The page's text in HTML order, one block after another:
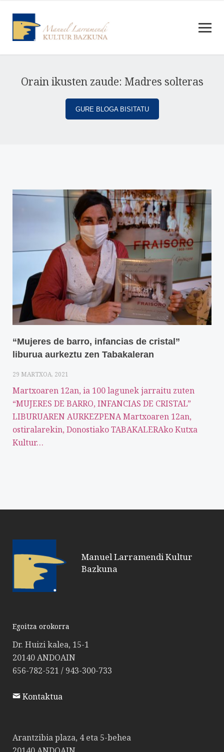
Orain ikusten zaude: Madres solteras
GURE BLOGA BISITATU
“Mujeres de barro, infancias de cristal”
liburua aurkeztu zen Tabakaleran
29 MARTXOA, 2021
Martxoaren 12an, ia 100 lagunek jarraitu zuten
“MUJERES DE BARRO, INFANCIAS DE CRISTAL”
LIBURUAREN AURKEZPENA Martxoaren 12an,
ostiralarekin, Donostiako TABAKALERAko Kutxa
Kultur…
Manuel Larramendi Kultur
Bazkuna
Egoitza orokorra
Dr. Huizi kalea, 15-1
20140 ANDOAIN
656-782-521 / 943-300-733
Kontaktua
Arantzibia plaza, 4 eta 5-behea